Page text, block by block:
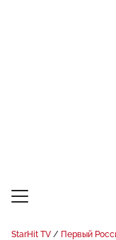
StarHit TV Первый